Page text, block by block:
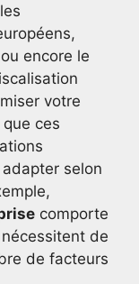
encore le
votre
ces
selon
comporte
de
de facteurs